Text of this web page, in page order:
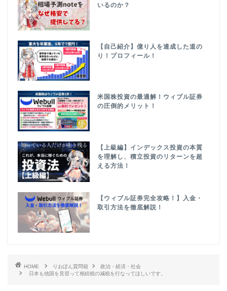
いるのか？
【自己紹介】億り人を達成した道の
り！プロフィール！
米国株投資の最適解！ウィブル証券
の圧倒的メリット！
【上級編】インデックス投資の本質
を理解し、積立投資のリターンを超
える方法！
【ウィブル証券完全攻略！】入金・
取引方法を徹底解説！
HOME りおぽん質問箱
政治・経済・社会
日本も他国を見習って相続税の減税を行なってほしいです。